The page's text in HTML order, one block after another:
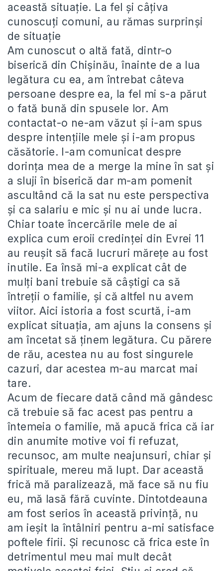
această situație. La fel și câțiva
cunoscuți comuni, au rămas surprinși
de situație
Am cunoscut o altă fată, dintr-o
biserică din Chișinău, înainte de a lua
legătura cu ea, am întrebat câteva
persoane despre ea, la fel mi s-a părut
o fată bună din spusele lor. Am
contactat-o ne-am văzut și i-am spus
despre intențiile mele și i-am propus
căsătorie. I-am comunicat despre
dorința mea de a merge la mine în sat și
a sluji în biserică dar m-am pomenit
ascultând că la sat nu este perspectiva
și ca salariu e mic și nu ai unde lucra.
Chiar toate încercările mele de ai
explica cum eroii credinței din Evrei 11
au reușit să facă lucruri mărețe au fost
inutile. Ea însă mi-a explicat cât de
mulți bani trebuie să câștigi ca să
întreții o familie, și că altfel nu avem
viitor. Aici istoria a fost scurtă, i-am
explicat situația, am ajuns la consens și
am încetat să ținem legătura. Cu părere
de rău, acestea nu au fost singurele
cazuri, dar acestea m-au marcat mai
tare.
Acum de fiecare dată când mă gândesc
că trebuie să fac acest pas pentru a
întemeia o familie, mă apucă frica că iar
din anumite motive voi fi refuzat,
recunsoc, am multe neajunsuri, chiar și
spirituale, mereu mă lupt. Dar această
frică mă paralizează, mă face să nu fiu
eu, mă lasă fără cuvinte. Dintotdeauna
am fost serios în această privință, nu
am ieșit la întâlniri pentru a-mi satisface
poftele firii. Și recunosc că frica este în
detrimentul meu mai mult decât